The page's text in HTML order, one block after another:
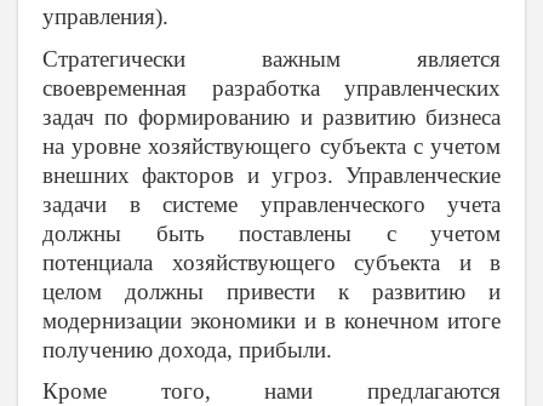
управления).
Стратегически важным является
своевременная разработка управленческих
задач по формированию и развитию бизнеса
на уровне хозяйствующего субъекта с учетом
внешних факторов и угроз. Управленческие
задачи в системе управленческого учета
должны быть поставлены с учетом
потенциала хозяйствующего субъекта и в
целом должны привести к развитию и
модернизации экономики и в конечном итоге
получению дохода, прибыли.
Кроме того, нами предлагаются